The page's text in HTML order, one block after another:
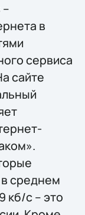
в
сервиса
сайте
среднем
кб/с – это